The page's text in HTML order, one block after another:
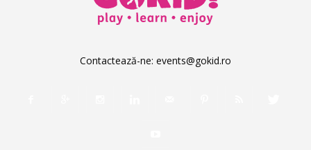
Contactează-ne: events@gokid.ro